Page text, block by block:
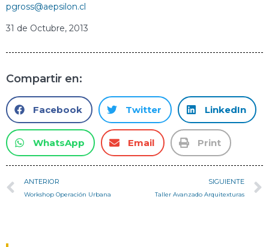
pgross@aepsilon.cl
31 de Octubre, 2013
Compartir en:
Facebook Twitter LinkedIn
WhatsApp Email Print
ANTERIOR
Workshop Operación Urbana
SIGUIENTE
Taller Avanzado Arquitexturas